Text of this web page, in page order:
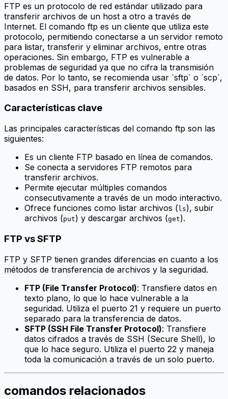
FTP es un protocolo de red estándar utilizado para
transferir archivos de un host a otro a través de
Internet. El comando ftp es un cliente que utiliza este
protocolo, permitiendo conectarse a un servidor remoto
para listar, transferir y eliminar archivos, entre otras
operaciones. Sin embargo, FTP es vulnerable a
problemas de seguridad ya que no cifra la transmisión
de datos. Por lo tanto, se recomienda usar `sftp` o `scp`,
basados en SSH, para transferir archivos sensibles.
Características clave
Las principales características del comando ftp son las
siguientes:
Es un cliente FTP basado en línea de comandos.
Se conecta a servidores FTP remotos para
transferir archivos.
Permite ejecutar múltiples comandos
consecutivamente a través de un modo interactivo.
Ofrece funciones como listar archivos ( ls), subir
archivos (put) y descargar archivos (get).
FTP vs SFTP
FTP y SFTP tienen grandes diferencias en cuanto a los
métodos de transferencia de archivos y la seguridad.
FTP (File Transfer Protocol): Transfiere datos en
texto plano, lo que lo hace vulnerable a la
seguridad. Utiliza el puerto 21 y requiere un puerto
separado para la transferencia de datos.
SFTP (SSH File Transfer Protocol): Transfiere
datos cifrados a través de SSH (Secure Shell), lo
que lo hace seguro. Utiliza el puerto 22 y maneja
toda la comunicación a través de un solo puerto.
comandos relacionados